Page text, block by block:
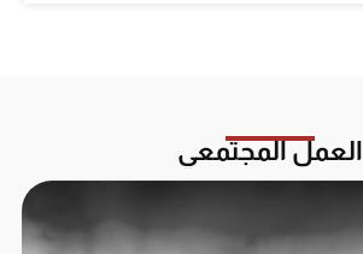
العمل المجتمعي